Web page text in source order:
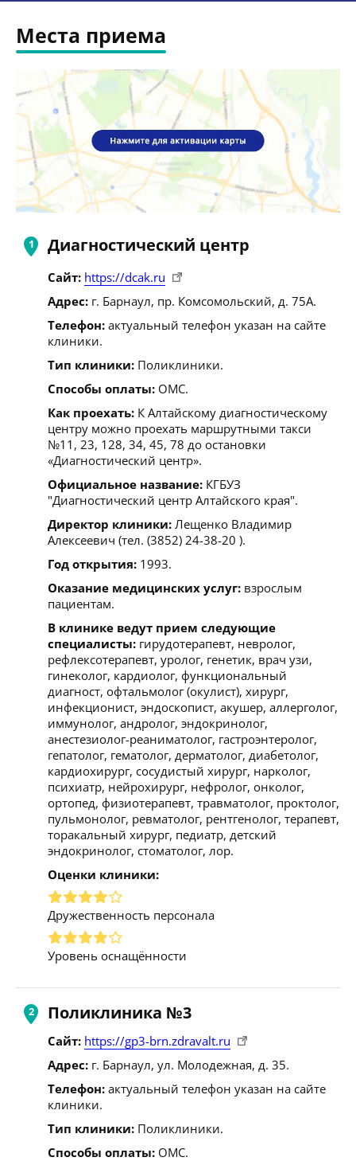
Места приема
Диагностический центр
Сайт: https://dcak.ru
Адрес: г. Барнаул, пр. Комсомольский, д. 75А.
Телефон: актуальный телефон указан на сайте
клиники.
Тип клиники: Поликлиники.
Способы оплаты: ОМС.
Как проехать: К Алтайскому диагностическому
центру можно проехать маршрутными такси
№11, 23, 128, 34, 45, 78 до остановки
«Диагностический центр».
Официальное название: КГБУЗ
"Диагностический центр Алтайского края".
Директор клиники: Лещенко Владимир
Алексеевич (тел. (3852) 24-38-20 ).
Год открытия: 1993.
Оказание медицинских услуг: взрослым
пациентам.
В клинике ведут прием следующие
специалисты: гирудотерапевт, невролог,
рефлексотерапевт, уролог, генетик, врач узи,
гинеколог, кардиолог, функциональный
диагност, офтальмолог (окулист), хирург,
инфекционист, эндоскопист, акушер, аллерголог,
иммунолог, андролог, эндокринолог,
анестезиолог-реаниматолог, гастроэнтеролог,
гепатолог, гематолог, дерматолог, диабетолог,
кардиохирург, сосудистый хирург, нарколог,
психиатр, нейрохирург, нефролог, онколог,
ортопед, физиотерапевт, травматолог, проктолог,
пульмонолог, ревматолог, рентгенолог, терапевт,
торакальный хирург, педиатр, детский
эндокринолог, стоматолог, лор.
Оценки клиники:
Дружественность персонала
Уровень оснащённости
Поликлиника №3
Сайт: https://gp3-brn.zdravalt.ru
Адрес: г. Барнаул, ул. Молодежная, д. 35.
Телефон: актуальный телефон указан на сайте
клиники.
Тип клиники: Поликлиники.
Способы оплаты: ОМС.